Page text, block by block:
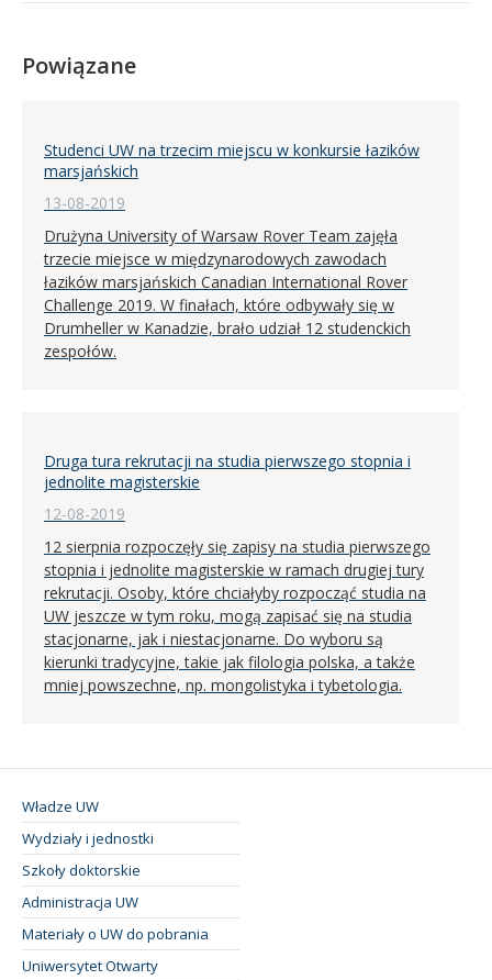
Powiązane
Studenci UW na trzecim miejscu w konkursie łazików
marsjańskich
13-08-2019
Drużyna University of Warsaw Rover Team zajęła
trzecie miejsce w międzynarodowych zawodach
łazików marsjańskich Canadian International Rover
Challenge 2019. W finałach, które odbywały się w
Drumheller w Kanadzie, brało udział 12 studenckich
zespołów.
Druga tura rekrutacji na studia pierwszego stopnia i
jednolite magisterskie
12-08-2019
12 sierpnia rozpoczęły się zapisy na studia pierwszego
stopnia i jednolite magisterskie w ramach drugiej tury
rekrutacji. Osoby, które chciałyby rozpocząć studia na
UW jeszcze w tym roku, mogą zapisać się na studia
stacjonarne, jak i niestacjonarne. Do wyboru są
kierunki tradycyjne, takie jak filologia polska, a także
mniej powszechne, np. mongolistyka i tybetologia.
Władze UW
Wydziały i jednostki
Szkoły doktorskie
Administracja UW
Materiały o UW do pobrania
Uniwersytet Otwarty